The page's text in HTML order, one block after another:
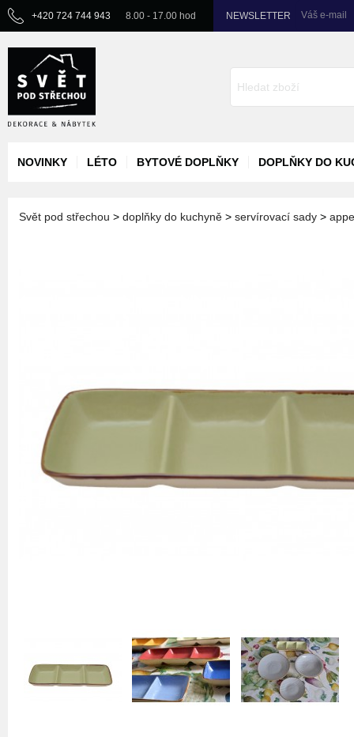
+420 724 744 943 8.00 - 17.00 hod NEWSLETTER Váš e-mail
NOVINKY LÉTO BYTOVÉ DOPLŇKY DOPLŇKY DO
Svět pod střechou > doplňky do kuchyně > servírovací sady >